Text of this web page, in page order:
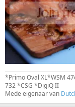
*Primo Oval XL*WSM
732 *CSG *DigiQ II
Mede eigenaar van